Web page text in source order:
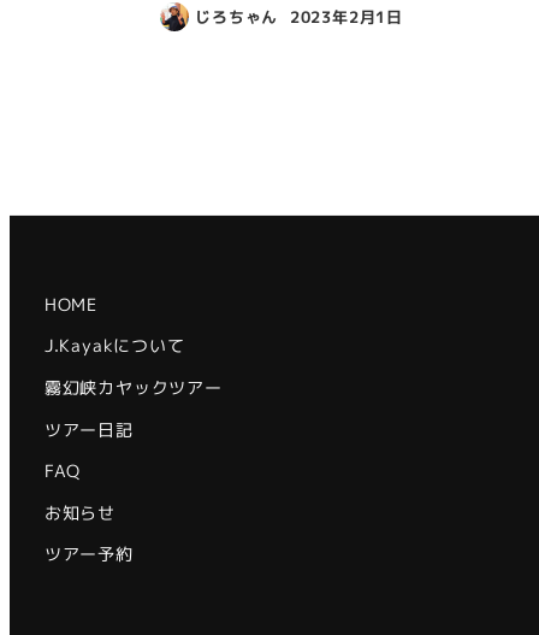
じろちゃん 2023年2月1日
の
ー
ジ
送
り
HOME
J.Kayakについて
霧幻峡カヤックツアー
ツアー日記
FAQ
お知らせ
ツアー予約